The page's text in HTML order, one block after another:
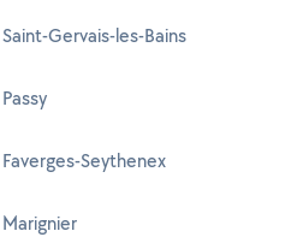
Gervais-les-Bains
Seythenex